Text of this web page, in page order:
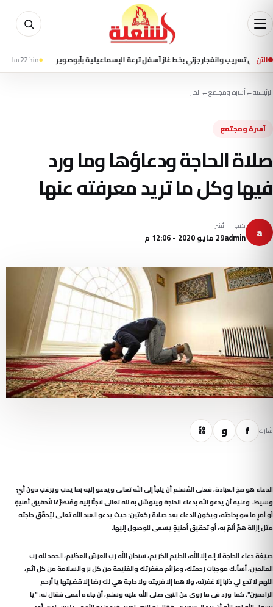
الآنوانفجار جزئي بخط غاز أسفل ترعة الإسماعيلية بأبوصوير منذ 22 ساعة إعلام
الرئيسية←أسرة ومجتمع←الخبر
أسرة ومجتمع
صلاة الحاجة ودعاؤها وما ورد
فيها وكل ما تريد معرفته عنها
a كتب
admin
نُشر
29 مايو 2020 - 12:06 م
شارك f و ⛓
الدعاء هو مخ العبادة، فعلى المُسلم أن يلجأ إلى الله تعالى ويدعو إليه بما يحب ويرغب دون أيّ
وسيط، وعليه أن يدعو الله بدعاء الحاجة ويتوسّل به لله تعالى لاجئًا إليه ومُتضرّعًا لتَحقيقِ أمنيةٍ
أو أمرٍ ما هو بِحاجته، ويكون الدعاء بعد صلاة ركعتين؛ حيث يدعو العبد الله تعالى ليُحقّق حاجته
مثل إزالة همٍّ ألمّ به، أو تحقيق أمنيةٍ يسعى للوصول إليها.
صيغة دعاء الحاجة لا إله إلا الله، الحليم الكريم، سبحان الله رب العرش العظيم، الحمد لله رب
العالمين، أسألك موجبات رحمتك، وعزائم مغفرتك والغنيمة من كل بر والسلامة من كل اثم،
اللهم لا تدع لي ذنبا إلا غفرته، ولا هما إلا فرجته ولا حاجة هي لك رضا إلا قضيتها يا أرحم
الراحمين". كما ورد فى ما روى عن النبى صلى الله عليه وسلم، أن جاءه أعمى فقال له: "يا